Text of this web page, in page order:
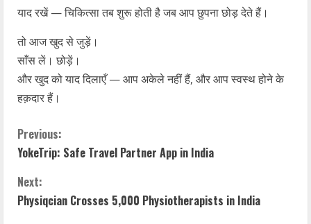
याद रखें — चिकित्सा तब शुरू होती है जब आप छुपना छोड़ देते हैं।
तो आज खुद से जुड़ें।
साँस लें। छोड़ें।
और खुद को याद दिलाएँ — आप अकेले नहीं हैं, और आप स्वस्थ होने के
हक़दार हैं।
Previous:
YokeTrip: Safe Travel Partner App in India
Next:
Physiqcian Crosses 5,000 Physiotherapists in India